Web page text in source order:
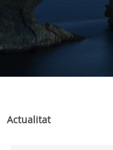
Actualitat